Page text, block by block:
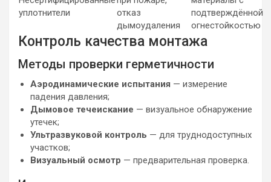
уплотнители
отказ
дымоудаления
подтверждённой
огнестойкостью
Контроль качества монтажа
Методы проверки герметичности
Аэродинамические испытания — измерение
падения давления;
Дымовое течеискание — визуальное обнаружение
утечек;
Ультразвуковой контроль — для труднодоступных
участков;
Визуальный осмотр — предварительная проверка.